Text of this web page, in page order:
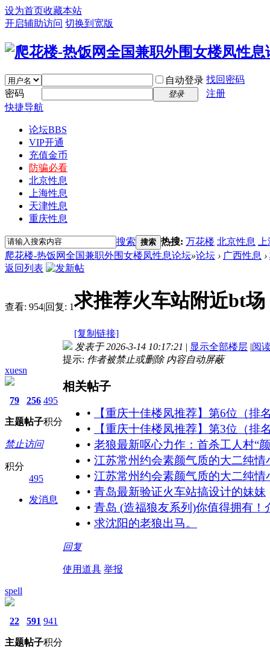
设为首页收藏本站
开启辅助访问 切换到宽版
自动登录 找回密码
密码
登录
注册
快捷导航
论坛BBS
VIP开通
充值金币
防骗必看
北京性息
上海性息
天津性息
重庆性息
搜索 搜索 热搜: 万花楼 北京性息
爬花楼-热饭网全国兼职外围女楼凤性息论坛»论坛 › 广西性息 ›
返回列表
查看: 954|回复: 1求推荐火车站附近bt场
[复制链接]
xuesn
79
主题
256
帖子
495
积分
禁止访问
积分
495
发消息
发表于 2026-3-14 10:17:21 | 显示全部楼层 |阅
提示: 作者被禁止或删除 内容自动屏蔽
相关帖子
•
【重庆十佳楼凤推荐】第6位（排
•
【重庆十佳楼凤推荐】第3位（排
• 老狼最新呕心力作：首杀工人村“
• 江苏常州约会素颜气质的大二纯情
• 江苏常州约会素颜气质的大二纯情
• 青岛最新验证火车站搞设计的妹妹
• 青岛 (造福狼友系列)你值得拥有
• 求沈阳的老狼出马。
回复
使用道具 举报
spell
22
主题
591
帖子
941
积分